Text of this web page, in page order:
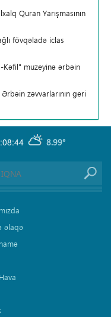
Quran Yarışmasının
fövqəladə iclas
Kəfil" muzeyinə ərbəin
zəvvarlarının geri
8.99°
əlaqə